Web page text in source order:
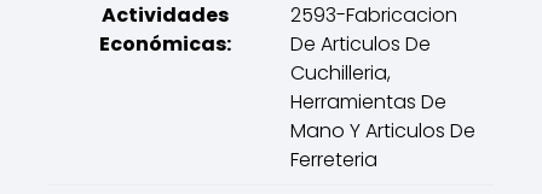
Actividades
Económicas:
2593-Fabricacion
De Articulos De
Cuchilleria,
Herramientas De
Mano Y Articulos De
Ferreteria